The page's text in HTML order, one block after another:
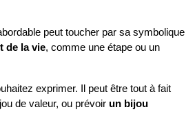
peut toucher par sa symbolique
de la vie, comme une étape ou un
exprimer. Il peut être tout à fait
de valeur, ou prévoir un bijou